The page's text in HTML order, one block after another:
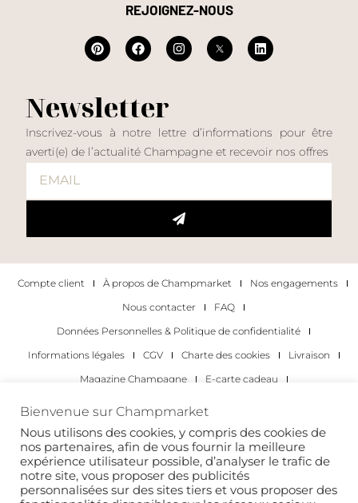
REJOIGNEZ-NOUS
Newsletter
Inscrivez-vous à notre lettre d’informations pour être
averti(e) de l’actualité Champagne et recevoir nos offres
Compte client À propos de Champmarket
Nos engagements
Nous contacter
FAQ
Données Personnelles & Politique de confidentialité
Informations légales
CGV Charte des cookies
Livraison
Magazine Champagne
E-carte cadeau
Les occasions pour déguster du champagne
Pour les particuliers
Pour les entreprises
Copyright 2022 © tous droits réservés. Champmarket.
Bienvenue sur Champmarket
Nous utilisons des cookies, y compris des cookies de
nos partenaires, afin de vous fournir la meilleure
expérience utilisateur possible, d’analyser le trafic de
notre site, vous proposer des publicités
personnalisées sur des sites tiers et vous proposer des